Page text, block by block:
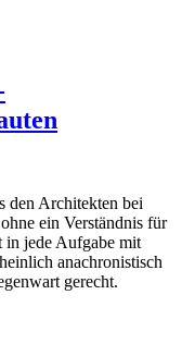
den Architekten bei
ein Verständnis für
in jede Aufgabe mit
anachronistisch
gerecht.